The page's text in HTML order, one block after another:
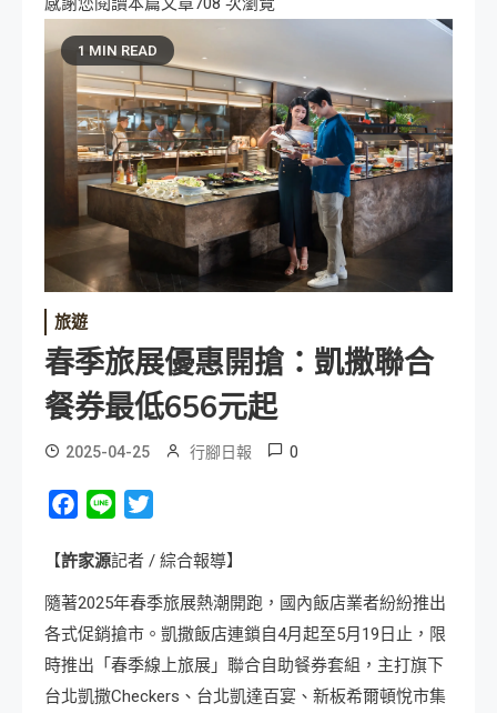
1 MIN READ
旅遊
春季旅展優惠開搶：凱撒聯合
餐券最低656元起
2025-04-25 行腳日報 0
Facebook
Line
【許家源記者 / 綜合報導】
隨著2025年春季旅展熱潮開跑，國內飯店業者紛紛推出
各式促銷搶市。凱撒飯店連鎖自4月起至5月19日止，限
時推出「春季線上旅展」聯合自助餐券套組，主打旗下
台北凱撒Checkers、台北凱達百宴、新板希爾頓悅市集